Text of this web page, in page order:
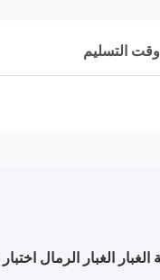
وقت التسليم